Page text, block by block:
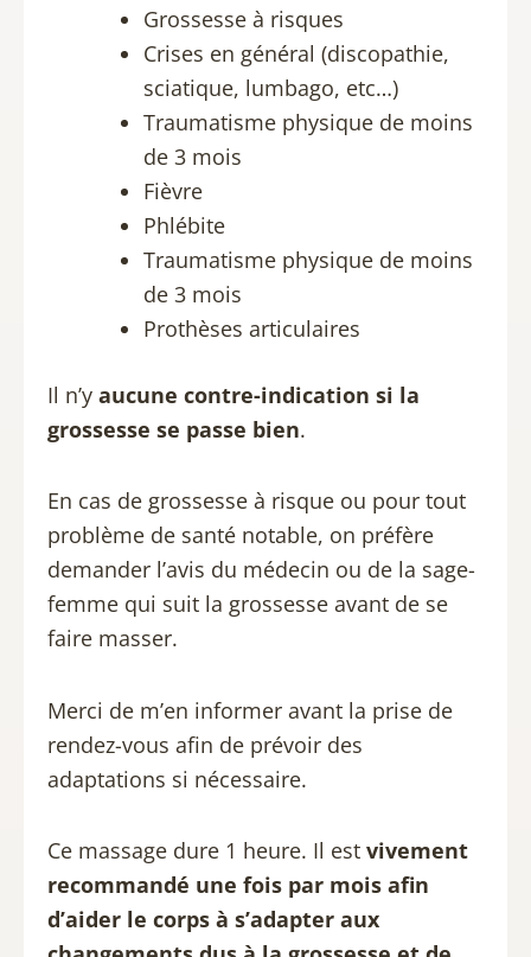
Grossesse à risques
Crises en général (discopathie,
sciatique, lumbago, etc…)
Traumatisme physique de moins
de 3 mois
Fièvre
Phlébite
Traumatisme physique de moins
de 3 mois
Prothèses articulaires
Il n’y aucune contre-indication si la
grossesse se passe bien.
En cas de grossesse à risque ou pour tout
problème de santé notable, on préfère
demander l’avis du médecin ou de la sage-
femme qui suit la grossesse avant de se
faire masser.
Merci de m’en informer avant la prise de
rendez-vous afin de prévoir des
adaptations si nécessaire.
Ce massage dure 1 heure. Il est vivement
recommandé une fois par mois afin
d’aider le corps à s’adapter aux